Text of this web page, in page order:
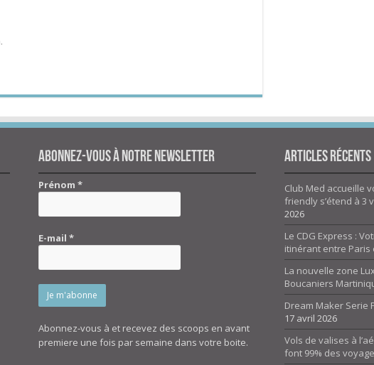
Abonnez-vous à notre newsletter
Prénom*
E-mail*
Abonnez-vous à et recevez des scoops en avant
premiere une fois par semaine dans votre boite.
Articles Récents
Club Med accueille
friendly s’étend à 3
2026
Le CDG Express :
itinérant entre Paris
La nouvelle zone
Boucaniers
Dream Maker Serie
17 avril 2026
Vols de valises à
font 99% des